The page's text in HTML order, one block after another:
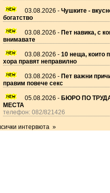
03.08.2026 - Чушките -
богатство
03.08.2026 - Пет навика, с
внимавате
03.08.2026 - 10 неща, които
хора правят неправилно
03.08.2026 - Пет важни
правим повече секс
05.08.2026 - БЮРО ПО
МЕСТА
телефон: 082/821426
интервюта »